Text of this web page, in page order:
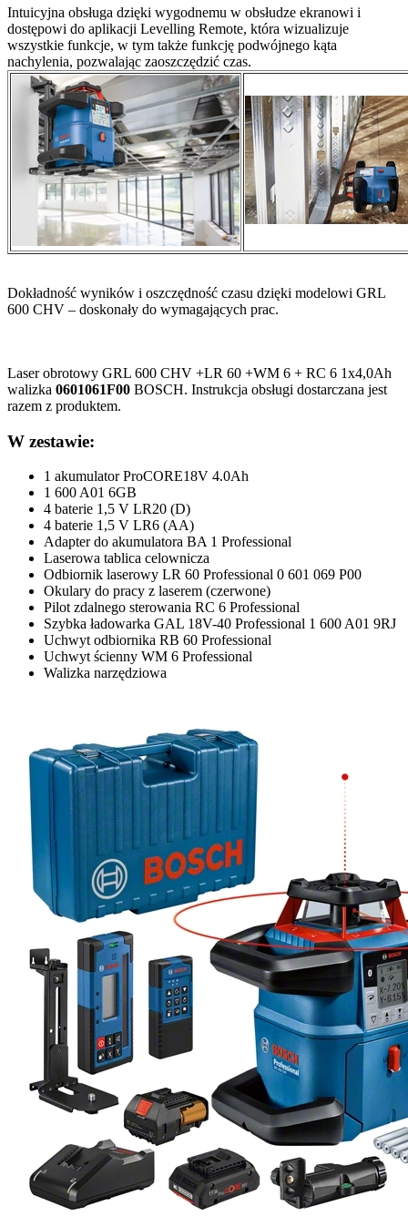
Intuicyjna obsługa dzięki wygodnemu w obsłudze ekranowi i
dostępowi do aplikacji Levelling Remote, która wizualizuje
wszystkie funkcje, w tym także funkcję podwójnego kąta
nachylenia, pozwalając zaoszczędzić czas.
Dokładność wyników i oszczędność czasu dzięki modelowi GRL
600 CHV – doskonały do wymagających prac.
Laser obrotowy GRL 600 CHV +LR 60 +WM 6 + RC 6 1x4,0Ah
walizka 0601061F00 BOSCH. Instrukcja obsługi dostarczana jest
razem z produktem.
W zestawie:
1 akumulator ProCORE18V 4.0Ah
1 600 A01 6GB
4 baterie 1,5 V LR20 (D)
4 baterie 1,5 V LR6 (AA)
Adapter do akumulatora BA 1 Professional
Laserowa tablica celownicza
Odbiornik laserowy LR 60 Professional 0 601 069 P00
Okulary do pracy z laserem (czerwone)
Pilot zdalnego sterowania RC 6 Professional
Szybka ładowarka GAL 18V-40 Professional 1 600 A01 9RJ
Uchwyt odbiornika RB 60 Professional
Uchwyt ścienny WM 6 Professional
Walizka narzędziowa